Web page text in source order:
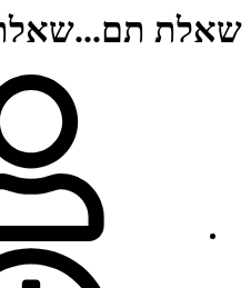
שאלת תם...שאלת